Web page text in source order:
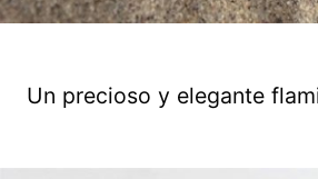
Un precioso y elegante